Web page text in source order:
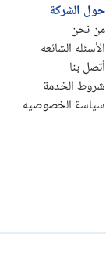
حول الشركة
من نحن
الأسئله الشائعه
أتصل بنا
شروط الخدمة
سياسة الخصوصيه